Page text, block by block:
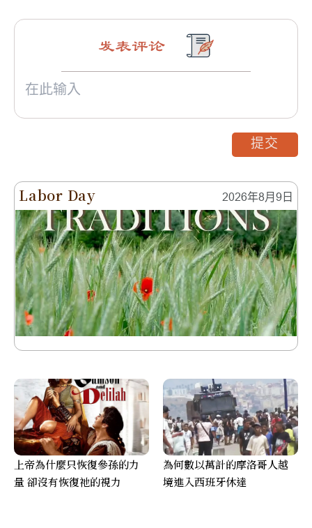
Labor Day 2026年8月9日
发表评论
提交
上帝為什麼只恢復參孫的力
量 卻沒有恢復祂的視力
為何數以萬計的摩洛哥人越
境進入西班牙休達